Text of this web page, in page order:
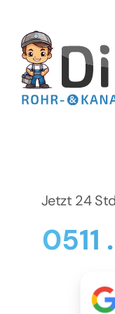
springen
Jetzt 24
0511